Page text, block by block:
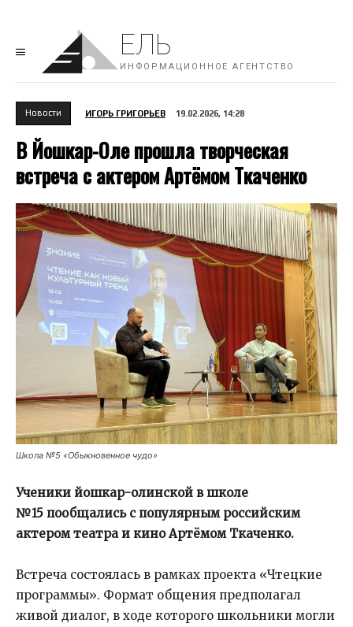
ЕЛЬ
ИНФОРМАЦИОННОЕ АГЕНТСТВО
Новости ИГОРЬ ГРИГОРЬЕВ 19.02.2026, 14:28
В Йошкар-Оле прошла творческая
встреча с актером Артёмом Ткаченко
Школа №5 «Обыкновенное чудо»
Ученики йошкар-олинской в школе
№15 пообщались с популярным российским
актером театра и кино Артёмом Ткаченко.
Встреча состоялась в рамках проекта «Чтецкие
программы». Формат общения предполагал
живой диалог, в ходе которого школьники могли